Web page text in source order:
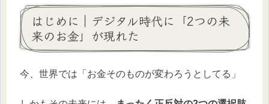
はじめに｜デジタル時代に「2つの未
来のお金」が現れた
今、世界では「お金そのものが変わろうとしてる」